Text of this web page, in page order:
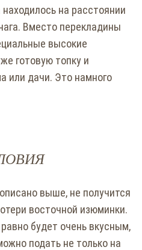
на расстоянии
Вместо перекладины
высокие
готовую топку и
или дачи. Это намного
выше, не получится
восточной изюминки.
будет очень вкусным,
подать не только на